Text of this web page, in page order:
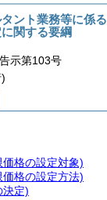
ント業務等に係る
関する要綱
示第103号
格の設定対象)
格の設定方法)
決定)